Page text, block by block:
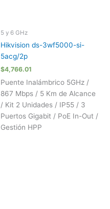
5 y 6 GHz
Hikvision ds-3wf5000-si-
5acg/2p
$4,766.01
Puente Inalámbrico 5GHz /
867 Mbps / 5 Km de Alcance
/ Kit 2 Unidades / IP55 / 3
Puertos Gigabit / PoE In-Out /
Gestión HPP